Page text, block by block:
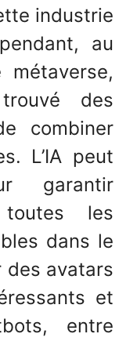
industrie
au
métaverse,
des
combiner
L’IA peut
garantir
toutes les
dans le
des avatars
et
entre